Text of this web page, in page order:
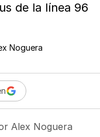
de la línea 96
Noguera
Alex Noguera